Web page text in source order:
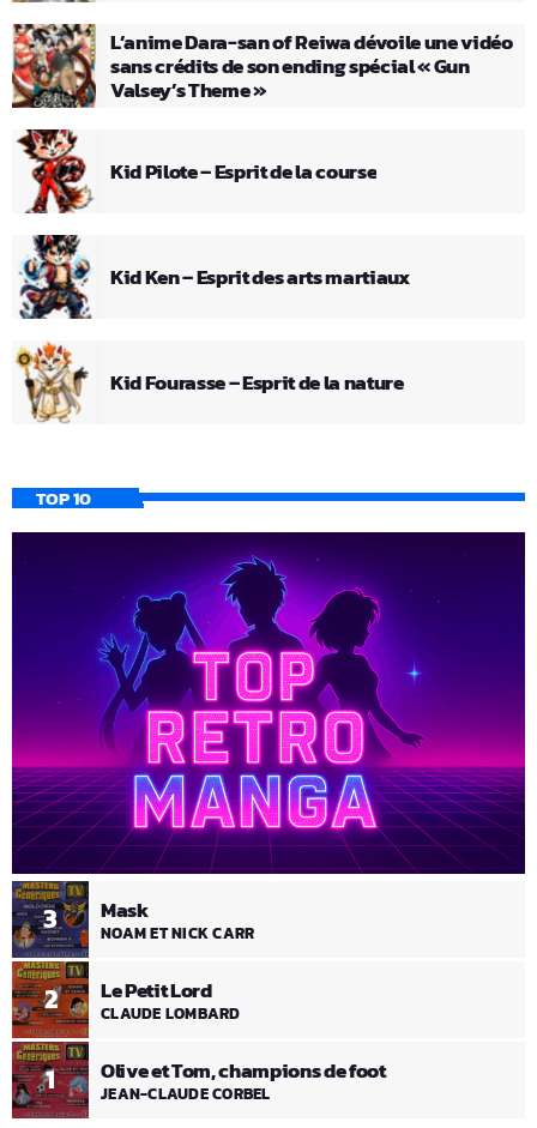
L’anime Dara-san of Reiwa dévoile une vidéo
sans crédits de son ending spécial « Gun
Valsey’s Theme »
Kid Pilote – Esprit de la course
Kid Ken – Esprit des arts martiaux
Kid Fourasse – Esprit de la nature
TOP 10
1 Olive et Tom, champions de foot
JEAN-CLAUDE CORBEL
2 Le Petit Lord
CLAUDE LOMBARD
3 Mask
NOAM ET NICK CARR